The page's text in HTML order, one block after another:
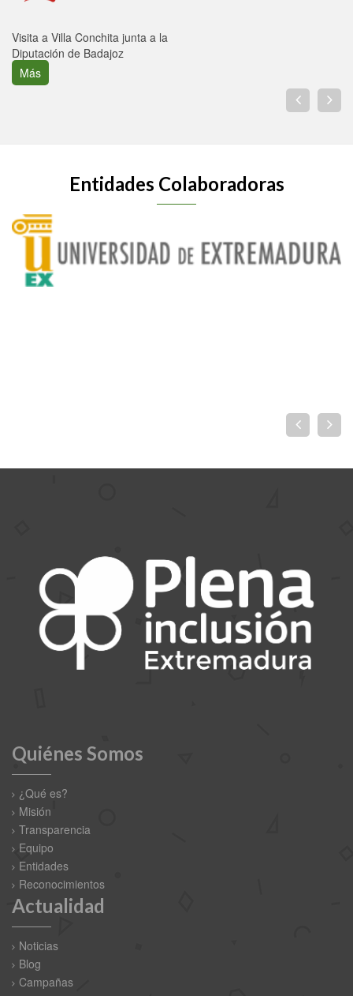
Visita a Villa Conchita junta a la
Diputación de Badajoz
Más
Entidades Colaboradoras
Quiénes Somos
¿Qué es?
Misión
Transparencia
Equipo
Entidades
Reconocimientos
Actualidad
Noticias
Blog
Campañas